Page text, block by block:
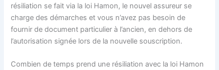
résiliation se fait via la loi Hamon, le nouvel assureur se
charge des démarches et vous n’avez pas besoin de
fournir de document particulier à l’ancien, en dehors de
l’autorisation signée lors de la nouvelle souscription.
Combien de temps prend une résiliation avec la loi Hamon